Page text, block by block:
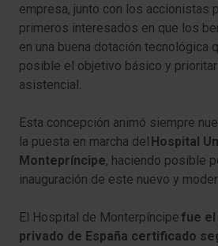
empresa, junto con los accionistas
primeros interesados en que los
en una buena dotación tecnológica
posible el objetivo básico y
asistencial.
Esta concepción animó siempre
la puesta en marcha del Hospital
Montepríncipe, haciendo posible
inauguración de este nuevo y
El Hospital de Monterpíncipe fue
privado de España certificado